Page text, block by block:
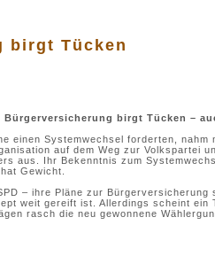
birgt Tücken
birgt Tücken –
einen Systemwechsel forderten, nahm
auf dem Weg zur Volkspartei
aus. Ihr Bekenntnis zum
Gewicht.
– ihre Pläne zur
weit gereift ist. Allerdings scheint ein
rasch die neu gewonnene